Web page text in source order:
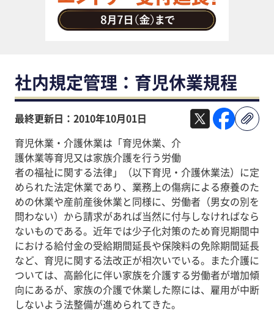
社内規定管理：育児休業規程
最終更新日：2010年10月01日
育児休業・介護休業は「育児休業、介
護休業等育児又は家族介護を行う労働
者の福祉に関する法律」（以下育児・介護休業法）に定
められた法定休業であり、業務上の傷病による療養のた
めの休業や産前産後休業と同様に、労働者（男女の別を
問わない）から請求があれば当然に付与しなければなら
ないものである。近年では少子化対策のため育児期間中
における給付金の受給期間延長や保険料の免除期間延長
など、育児に関する法改正が相次いでいる。また介護に
ついては、高齢化に伴い家族を介護する労働者が増加傾
向にあるが、家族の介護で休業した際には、雇用が中断
しないよう法整備が進められてきた。